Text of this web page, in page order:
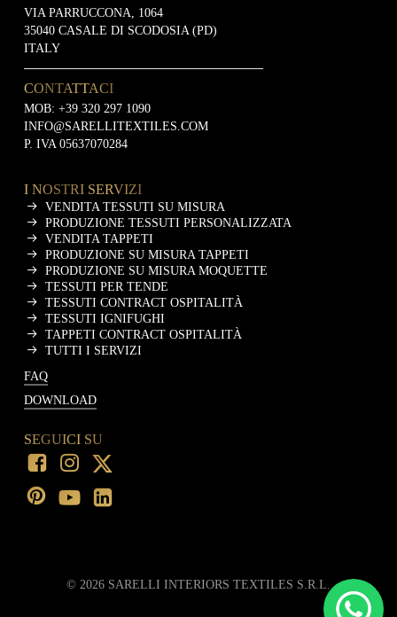
VIA PARRUCCONA, 1064
35040 CASALE DI SCODOSIA (PD)
ITALY
CONTATTACI
MOB: +39 320 297 1090
INFO@SARELLITEXTILES.COM
P. IVA 05637070284
I NOSTRI SERVIZI
VENDITA TESSUTI SU MISURA
PRODUZIONE TESSUTI PERSONALIZZATA
VENDITA TAPPETI
PRODUZIONE SU MISURA TAPPETI
PRODUZIONE SU MISURA MOQUETTE
TESSUTI PER TENDE
TESSUTI CONTRACT OSPITALITÀ
TESSUTI IGNIFUGHI
TAPPETI CONTRACT OSPITALITÀ
TUTTI I SERVIZI
FAQ
DOWNLOAD
SEGUICI SU
© 2026SARELLI INTERIORS TEXTILES S.R.L.